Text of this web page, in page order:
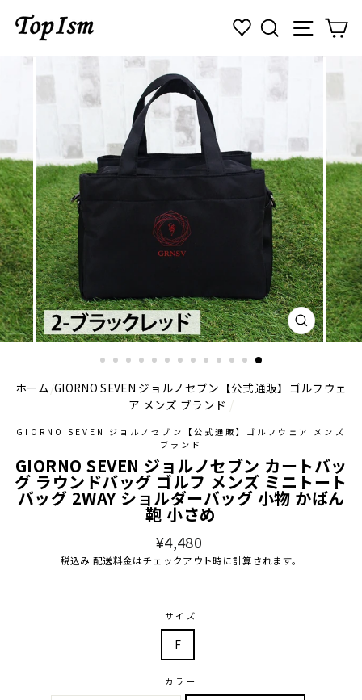
ッ
プ
す
る
検索 ナビ
閉
じ
ホーム/GIORNO SEVEN ジョルノセブン【公式通販】ゴルフウェ
ア メンズ ブランド /
GIORNO SEVEN ジョルノセブン【公式通販】ゴルフウェア メンズ
ブランド
GIORNO SEVEN ジョルノセブン カートバッ
グ ラウンドバッグ ゴルフ メンズ ミニトート
バッグ 2WAY ショルダーバッグ 小物 かばん
鞄 小さめ
通
常
格
¥4,480
税込み配送料金はチェックアウト時に計算されます。
サイズ
F
カラー